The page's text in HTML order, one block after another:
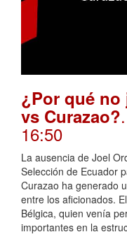
¿Por qué no
vs Curazao?
16:50
La ausencia de Joel
Selección de Ecuador
Curazao ha generado
entre los aficionados.
Bélgica, quien venía
importantes en la